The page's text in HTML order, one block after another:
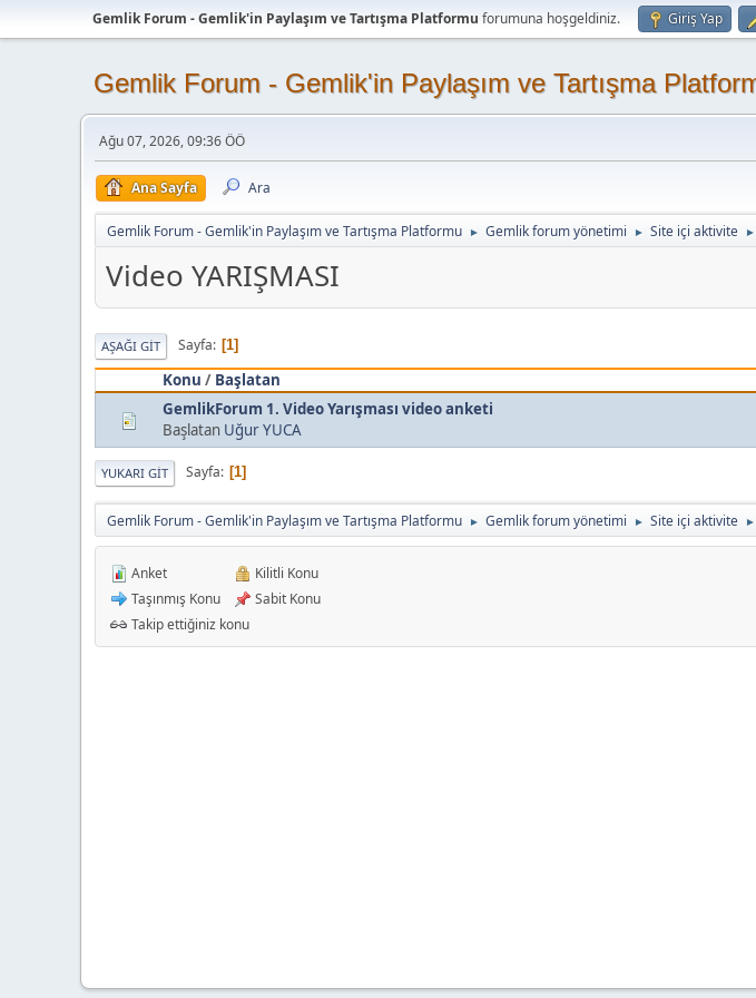
Gemlik Forum - Gemlik'in Paylaşım ve Tartışma Platformu forumuna hoşgeldiniz. Giriş Yap
Gemlik Forum - Gemlik'in Paylaşım ve Tartışma
Ağu 07, 2026, 09:36 ÖÖ
Ana Sayfa Ara
Gemlik Forum - Gemlik'in Paylaşım ve Tartışma Platformu ► Gemlik forum yönetimi ► Site içi aktivite ►
Video YARIŞMASI
AŞAĞI GIT Sayfa 1
Konu / Başlatan
GemlikForum 1. Video Yarışması video anketi
Başlatan Uğur YUCA
YUKARI GIT Sayfa 1
Gemlik Forum - Gemlik'in Paylaşım ve Tartışma Platformu ► Gemlik forum yönetimi ► Site içi aktivite ►
Anket
Taşınmış Konu
Kilitli Konu
Sabit Konu
Takip ettiğiniz konu